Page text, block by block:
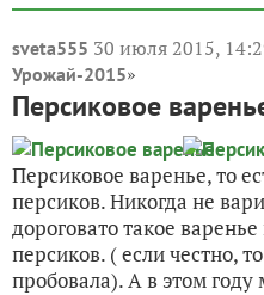
sveta555 30 июля 2015,
Урожай-2015»
Персиковое
Персиковое варенье, то
персиков. Никогда не
дороговато такое
персиков. ( если честно,
пробовала). А в этом